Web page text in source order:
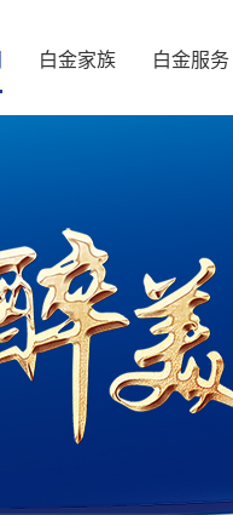
白金家族 白金服务